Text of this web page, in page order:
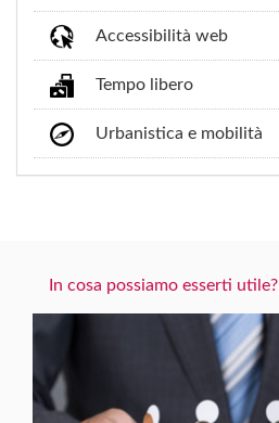
Accessibilità web
Tempo libero
Urbanistica e mobilità
In cosa possiamo esserti utile?